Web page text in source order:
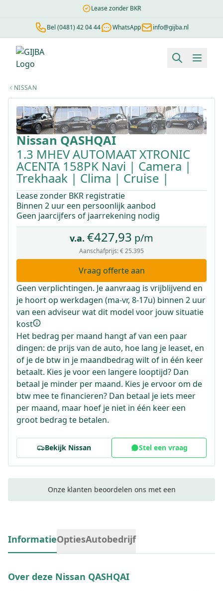
Lease zonder BKR
Bel (0481) 42 04 44 WhatsApp info@gijba.nl
Financial lease berekenen
NISSAN
NissanQASHQAI
1.3 MHEV AUTOMAAT XTRONIC
ACENTA 158PK Navi | Camera |
Trekhaak | Clima | Cruise |
Lease zonder BKR registratie
Binnen 2 uur een persoonlijk aanbod
Geen jaarcijfers of jaarrekening nodig
v.a. €427,93 p/m
Aanschafprijs:€ 25.395
Vraag offerte aan
Geen verplichtingen. Je aanvraag is vrijblijvend en
je hoort op werkdagen (ma-vr, 8-17u) binnen 2 uur
van een adviseur wat dit model voor jouw situatie
kost
Het bedrag per maand hangt af van een paar
dingen: de prijs van de auto, hoe lang je leaset, en
of je de btw in je maandbedrag wilt of in één keer
betaalt. Kies je voor een langere looptijd? Dan
betaal je minder per maand. Kies je ervoor om de
btw mee te financieren? Dan betaal je iets meer
per maand, maar hoef je niet in één keer een
groot bedrag te betalen.
Bekijk Nissan Stel een vraag
Onze klanten beoordelen ons met een
InformatieOptiesAutobedrijf
Over deze Nissan QASHQAI